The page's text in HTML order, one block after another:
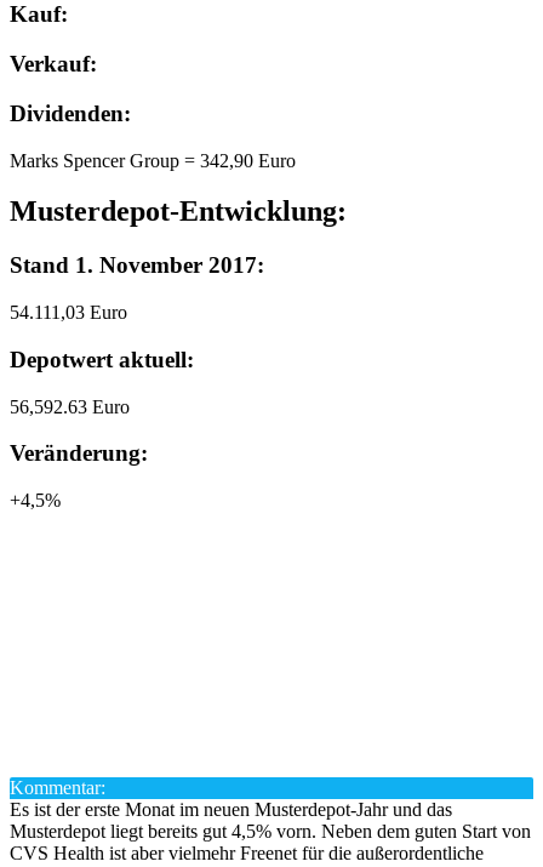
Kauf:
Verkauf:
Dividenden:
Marks Spencer Group = 342,90 Euro
Musterdepot-Entwicklung:
Stand 1. November 2017:
54.111,03 Euro
Depotwert aktuell:
56,592.63 Euro
Veränderung:
+4,5%
Kommentar:
Es ist der erste Monat im neuen Musterdepot-Jahr und das
Musterdepot liegt bereits gut 4,5% vorn. Neben dem guten Start von
CVS Health ist aber vielmehr Freenet für die außerordentliche